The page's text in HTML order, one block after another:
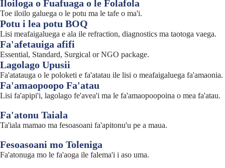
Iloiloga o Fuafuaga o le Folafola
Toe iloilo galuega o le potu ma le tafe o ma'i.
Potu i lea potu BOQ
Lisi meafaigaluega e ala ile refraction, diagnostics ma taotoga vaega.
Fa'afetauiga afifi
Essential, Standard, Surgical or NGO package.
Lagolago Upusii
Fa'atatauga o le poloketi e fa'atatau ile lisi o meafaigaluega fa'amaonia.
Fa'amaopoopo Fa'atau
Lisi fa'apipi'i, lagolago fe'avea'i ma le fa'amaopoopoina o mea fa'atau.
Fa'atonu Taiala
Ta'iala mamao ma fesoasoani fa'apitonu'u pe a maua.
Fesoasoani mo Toleniga
Fa'atonuga mo le fa'aoga ile falema'i i aso uma.